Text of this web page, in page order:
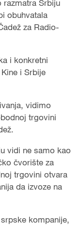
razmatra Srbiju
obuhvatala
za Radio-
i konkretni
i Srbije
vidimo
trgovini
vidi ne samo kao
čvorište za
trgovini otvara
da izvoze na
kompanije,